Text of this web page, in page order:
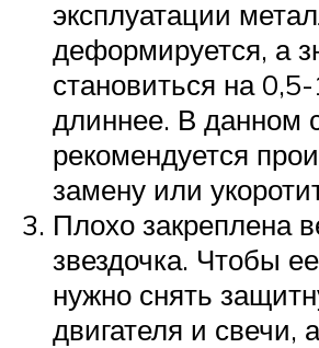
эксплуатации
деформируется, а
становиться на
длиннее. В данном
рекомендуется
замену или
Плохо закреплена
звездочка. Чтобы
нужно снять
двигателя и свечи,